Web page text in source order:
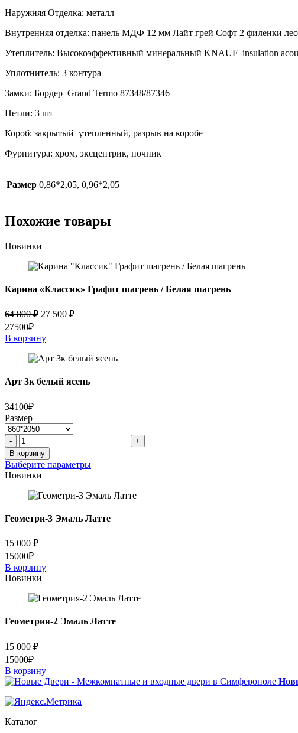
Наружняя Отделка: металл
Внутренняя отделка: панель МДФ 12 мм Лайт грей Софт 2 филенки
Утеплитель: Высокоэффективный минеральный KNAUF insulation
Уплотнитель: 3 контура
Замки: Бордер Grand Termo 87348/87346
Петли: 3 шт
Короб: закрытый утепленный, разрыв на коробе
Фурнитура: хром, эксцентрик, ночник
Размер 0,86*2,05, 0,96*2,05
Похожие товары
Новинки
Карина «Классик» Графит шагрень / Белая шагрень
64 800₽ Первоначальная
64
800 ₽.
27 500 ₽Текущая
27500₽
В корзину
Арт 3к белый ясень
34100₽
Размер
Количество
товара
Арт
3к
белый
-
+
В корзину
Выберите параметры
Новинки
Геометри-3 Эмаль Латте
15 000 ₽
15000₽
В корзину
Новинки
Геометрия-2 Эмаль Латте
15 000 ₽
15000₽
В корзину
Каталог